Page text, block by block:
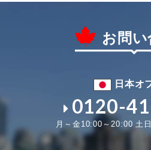
お問
日本オ
0120-
月～金10:00～20:00 土